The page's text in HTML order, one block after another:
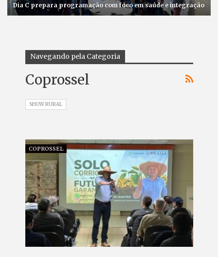
Dia C prepara programação com foco em saúde e integração
Navegando pela Categoria
Coprossel
SHOW RURAL
COPROSSEL